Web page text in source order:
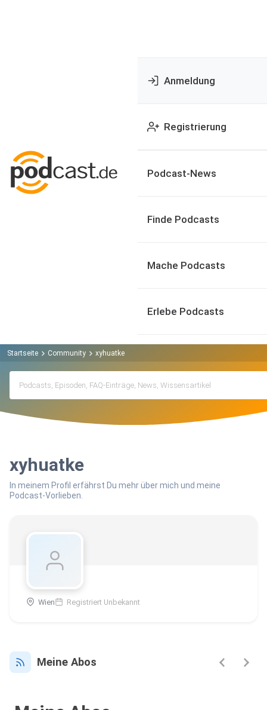
Anmeldung
Registrierung
Podcast-News
Finde Podcasts
Mache Podcasts
Erlebe Podcasts
Startseite Community xyhuatke
xyhuatke
In meinem Profil erfährst Du mehr über mich und meine
Podcast-Vorlieben.
Wien Registriert Unbekannt
Meine Abos